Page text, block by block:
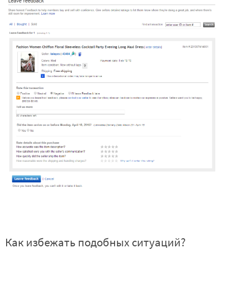
Как избежать подобных ситуаций?